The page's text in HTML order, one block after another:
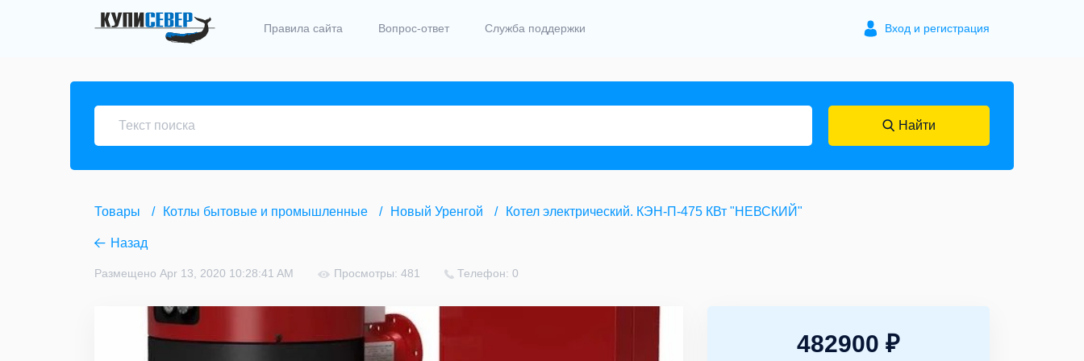
Правила сайта Вопрос-ответ Служба поддержки Вход и регистрация
Найти
Товары Котлы бытовые и промышленные Новый Уренгой Котел электрический. КЭН-П-475 КВт "НЕВСКИЙ"
Назад
Размещено Apr 13, 2020 10:28:41 AM Просмотры: 481 Телефон: 0
482900 ₽